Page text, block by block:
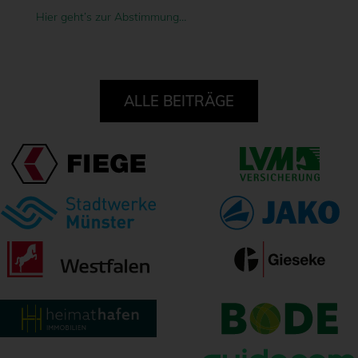
Hier geht’s zur Abstimmung…
ALLE BEITRÄGE